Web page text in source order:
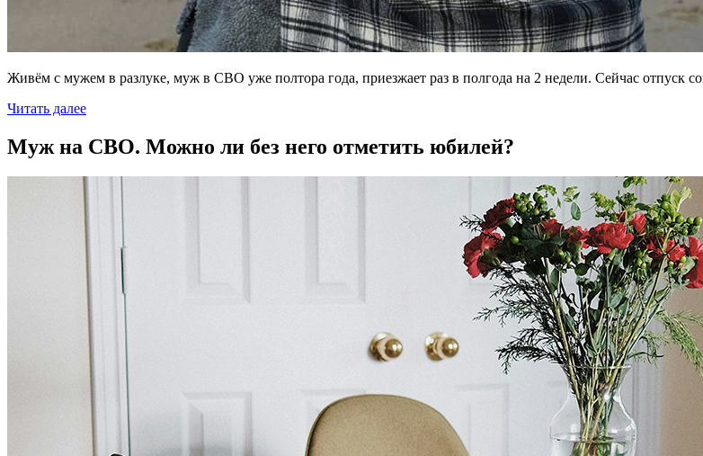
Живём с мужем в разлуке, муж в СВО уже полтора года, приезжает раз в полгода на 2 недели. Сейчас
Читать далее
Муж на СВО. Можно ли без него отметить юбилей?